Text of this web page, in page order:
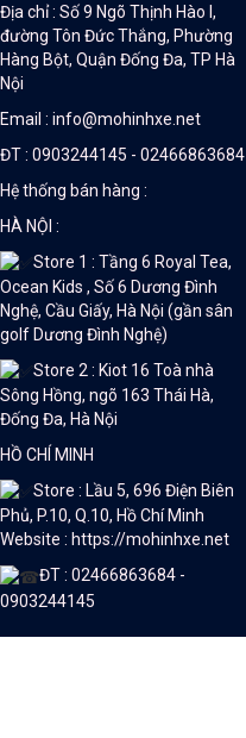
Địa chỉ : Số 9 Ngõ Thịnh Hào I,
đường Tôn Đức Thắng, Phường
Hàng Bột, Quận Đống Đa, TP Hà
Nội
Email : info@mohinhxe.net
ĐT : 0903244145 - 02466863684
Hệ thống bán hàng :
HÀ NỘI :
Store 1 : Tầng 6 Royal Tea,
Ocean Kids , Số 6 Dương Đình
Nghệ, Cầu Giấy, Hà Nội (gần sân
golf Dương Đình Nghệ)
Store 2 : Kiot 16 Toà nhà
Sông Hồng, ngõ 163 Thái Hà,
Đống Đa, Hà Nội
HỒ CHÍ MINH
Store : Lầu 5, 696 Điện Biên
Phủ, P.10, Q.10, Hồ Chí Minh
Website : https://mohinhxe.net
ĐT : 02466863684 -
0903244145